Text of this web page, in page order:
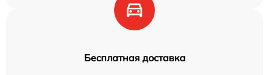
Бесплатная доставка